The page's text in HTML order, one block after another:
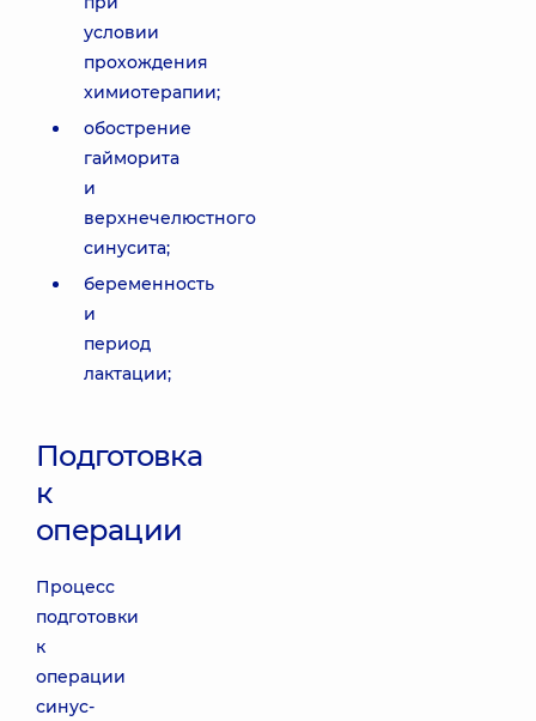
условии
прохождения
химиотерапии;
обострение
гайморита
и
верхнечелюстного
синусита;
беременность
и
период
лактации;
Подготовка
к
операции
Процесс
подготовки
к
операции
синус-